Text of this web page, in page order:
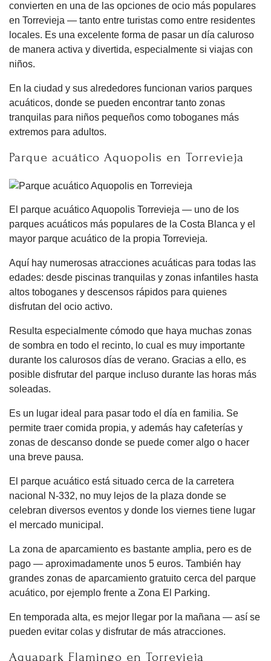
convierten en una de las opciones de ocio más populares
en Torrevieja — tanto entre turistas como entre residentes
locales. Es una excelente forma de pasar un día caluroso
de manera activa y divertida, especialmente si viajas con
niños.
En la ciudad y sus alrededores funcionan varios parques
acuáticos, donde se pueden encontrar tanto zonas
tranquilas para niños pequeños como toboganes más
extremos para adultos.
Parque acuático Aquopolis en Torrevieja
El parque acuático Aquopolis Torrevieja — uno de los
parques acuáticos más populares de la Costa Blanca y el
mayor parque acuático de la propia Torrevieja.
Aquí hay numerosas atracciones acuáticas para todas las
edades: desde piscinas tranquilas y zonas infantiles hasta
altos toboganes y descensos rápidos para quienes
disfrutan del ocio activo.
Resulta especialmente cómodo que haya muchas zonas
de sombra en todo el recinto, lo cual es muy importante
durante los calurosos días de verano. Gracias a ello, es
posible disfrutar del parque incluso durante las horas más
soleadas.
Es un lugar ideal para pasar todo el día en familia. Se
permite traer comida propia, y además hay cafeterías y
zonas de descanso donde se puede comer algo o hacer
una breve pausa.
El parque acuático está situado cerca de la carretera
nacional N-332, no muy lejos de la plaza donde se
celebran diversos eventos y donde los viernes tiene lugar
el mercado municipal.
La zona de aparcamiento es bastante amplia, pero es de
pago — aproximadamente unos 5 euros. También hay
grandes zonas de aparcamiento gratuito cerca del parque
acuático, por ejemplo frente a Zona El Parking.
En temporada alta, es mejor llegar por la mañana — así se
pueden evitar colas y disfrutar de más atracciones.
Aquapark Flamingo en Torrevieja